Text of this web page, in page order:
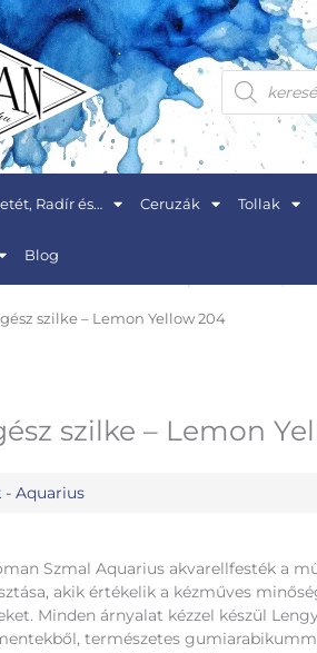
Products
search
Radír és… Ceruzák Tollak
Blog
szilke – Lemon Yellow 204
szilke – Lemon
- Aquarius
Szmal Aquarius akvarellfesték a
akik értékelik a kézműves
Minden árnyalat kézzel készül
természetes